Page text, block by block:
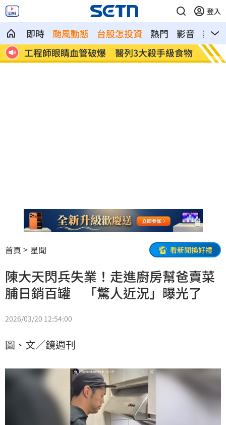
登入
即時 颱風動態 台股怎投資 熱門 影音
熱搜
除 工程師眼睛血管破爆 醫列3大殺手級食物 姜厚
首頁 星聞 看新聞換好禮
陳大天閃兵失業！走進廚房幫爸賣菜
脯日銷百罐 「驚人近況」曝光了
2026/03/20 12:54:00
圖、文／鏡週刊